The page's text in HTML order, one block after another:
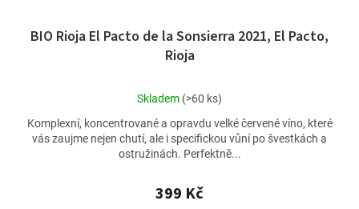
BIO Rioja El Pacto de la Sonsierra 2021, El Pacto,
Rioja
Průměrné
produktu
je
5,0
5
hvězdiček.
Skladem (>60 ks)
399 Kč
Komplexní, koncentrované a opravdu velké červené víno, které
vás zaujme nejen chutí, ale i specifickou vůní po švestkách a
ostružinách. Perfektně...